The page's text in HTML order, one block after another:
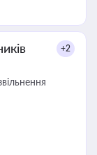
+2